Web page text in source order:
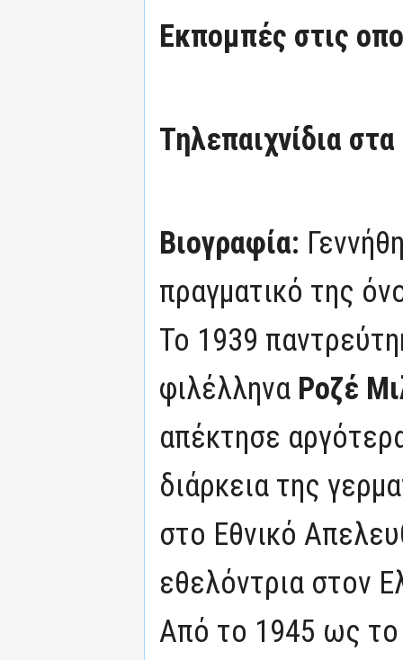
Εκπομπές στις
Τηλεπαιχνίδια
Βιογραφία:
πραγματικό της
Το 1939
φιλέλληνα Ροζέ
απέκτησε
διάρκεια της
στο Εθνικό
εθελόντρια στον
Από το 1945 ως το